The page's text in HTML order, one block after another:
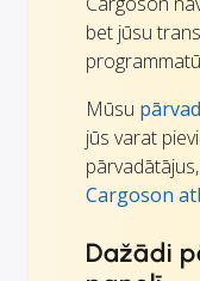
bet jūsu
Mūsu
jūs varat
Cargoson
Dažādi